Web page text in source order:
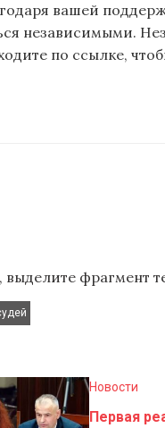
вашей
независимыми.
по ссылке,
фрагмент
Новости
Первая